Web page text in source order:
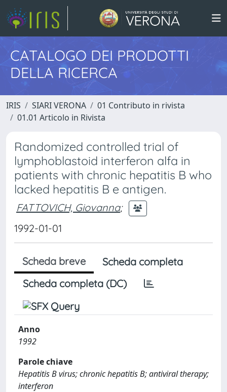
CATALOGO DEI PRODOTTI
DELLA RICERCA
IRIS SIARI VERONA
01 Contributo in rivista
01.01 Articolo in Rivista
Randomized controlled trial of
lymphoblastoid interferon alfa in
patients with chronic hepatitis B who
lacked hepatitis B e antigen.
FATTOVICH, Giovanna;
1992-01-01
Scheda breve
Scheda completa
Scheda completa (DC)
Anno
1992
Parole chiave
Hepatitis B virus; chronic hepatitis B; antiviral therapy;
interferon